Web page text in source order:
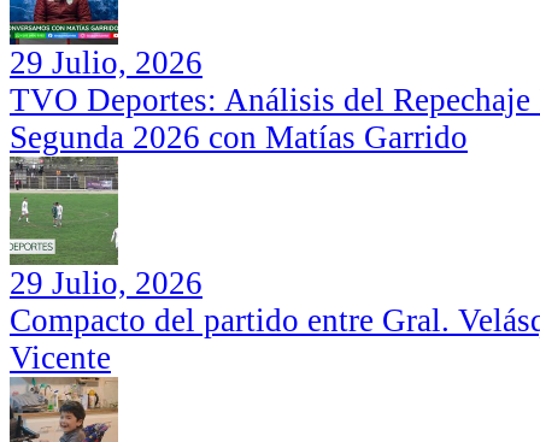
29 Julio, 2026
TVO Deportes: Análisis del
Segunda 2026 con Matías Garrido
29 Julio, 2026
Compacto del partido entre Gral.
Vicente